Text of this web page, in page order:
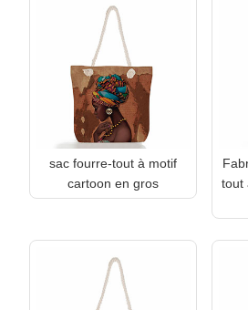
sac fourre-tout à motif
cartoon en gros
tout